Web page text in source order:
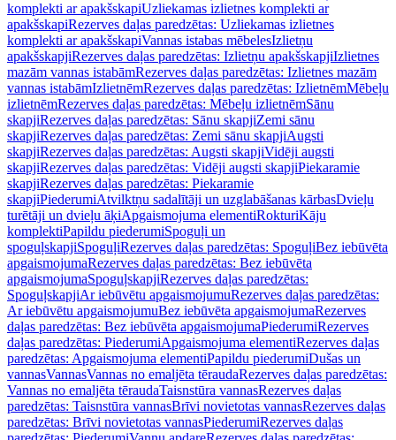
komplekti ar apakšskapiUzliekamas izlietnes komplekti ar
apakšskapiRezerves daļas paredzētas: Uzliekamas izlietnes
komplekti ar apakšskapiVannas istabas mēbelesIzlietņu
apakšskapjiRezerves daļas paredzētas: Izlietņu apakšskapjiIzlietnes
mazām vannas istabāmRezerves daļas paredzētas: Izlietnes mazām
vannas istabāmIzlietnēmRezerves daļas paredzētas: IzlietnēmMēbeļu
izlietnēmRezerves daļas paredzētas: Mēbeļu izlietnēmSānu
skapjiRezerves daļas paredzētas: Sānu skapjiZemi sānu
skapjiRezerves daļas paredzētas: Zemi sānu skapjiAugsti
skapjiRezerves daļas paredzētas: Augsti skapjiVidēji augsti
skapjiRezerves daļas paredzētas: Vidēji augsti skapjiPiekaramie
skapjiRezerves daļas paredzētas: Piekaramie
skapjiPiederumiAtvilktņu sadalītāji un uzglabāšanas kārbasDvieļu
turētāji un dvieļu āķiApgaismojuma elementiRokturiKāju
komplektiPapildu piederumiSpoguļi un
spoguļskapjiSpoguļiRezerves daļas paredzētas: SpoguļiBez iebūvēta
apgaismojumaRezerves daļas paredzētas: Bez iebūvēta
apgaismojumaSpoguļskapjiRezerves daļas paredzētas:
SpoguļskapjiAr iebūvētu apgaismojumuRezerves daļas paredzētas:
Ar iebūvētu apgaismojumuBez iebūvēta apgaismojumaRezerves
daļas paredzētas: Bez iebūvēta apgaismojumaPiederumiRezerves
daļas paredzētas: PiederumiApgaismojuma elementiRezerves daļas
paredzētas: Apgaismojuma elementiPapildu piederumiDušas un
vannasVannasVannas no emaljēta tēraudaRezerves daļas paredzētas:
Vannas no emaljēta tēraudaTaisnstūra vannasRezerves daļas
paredzētas: Taisnstūra vannasBrīvi novietotas vannasRezerves daļas
paredzētas: Brīvi novietotas vannasPiederumiRezerves daļas